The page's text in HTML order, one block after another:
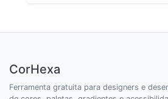
CorHexa
Ferramenta gratuita para designers e